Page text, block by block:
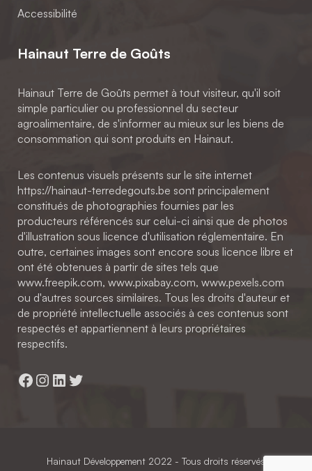
Accessibilité
Hainaut Terre de Goûts
Hainaut Terre de Goûts permet à tout visiteur, qu'il soit
simple particulier ou professionnel du secteur
agroalimentaire, de s'informer au mieux sur les biens de
consommation qui sont produits en Hainaut.
Les contenus visuels présents sur le site internet
https://hainaut-terredegouts.be sont principalement
constitués de photographies fournies par les
producteurs référencés sur celui-ci ainsi que de photos
d'illustration sous licence d'utilisation réglementaire. En
outre, certaines images sont encore sous licence libre et
ont été obtenues à partir de sites tels que
www.freepik.com, www.pixabay.com, www.pexels.com
ou d'autres sources similaires. Tous les droits d'auteur et
de propriété intellectuelle associés à ces contenus sont
respectés et appartiennent à leurs propriétaires
respectifs.
Facebook
Instagram
LinkedIn
Twitter
Hainaut Développement 2022 - Tous droits réservés